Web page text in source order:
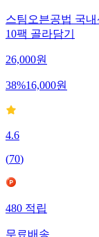
스팀오븐공법 국
10팩 골라담기
26,000원
38%16,000원
4.6
(70)
480적립